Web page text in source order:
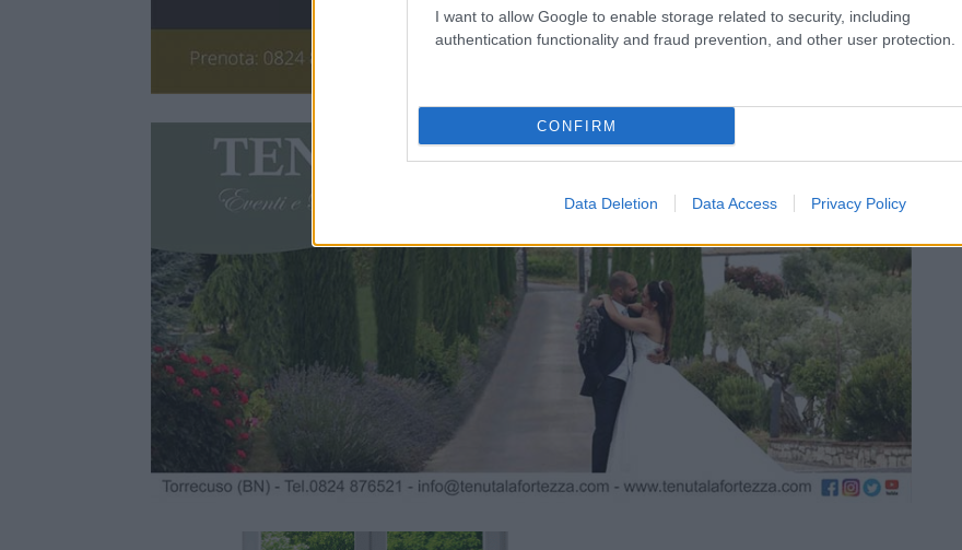
I want to allow Google to enable storage related to security, including
authentication functionality and fraud prevention, and other user protection.
CONFIRM
Data Deletion Data Access Privacy Policy